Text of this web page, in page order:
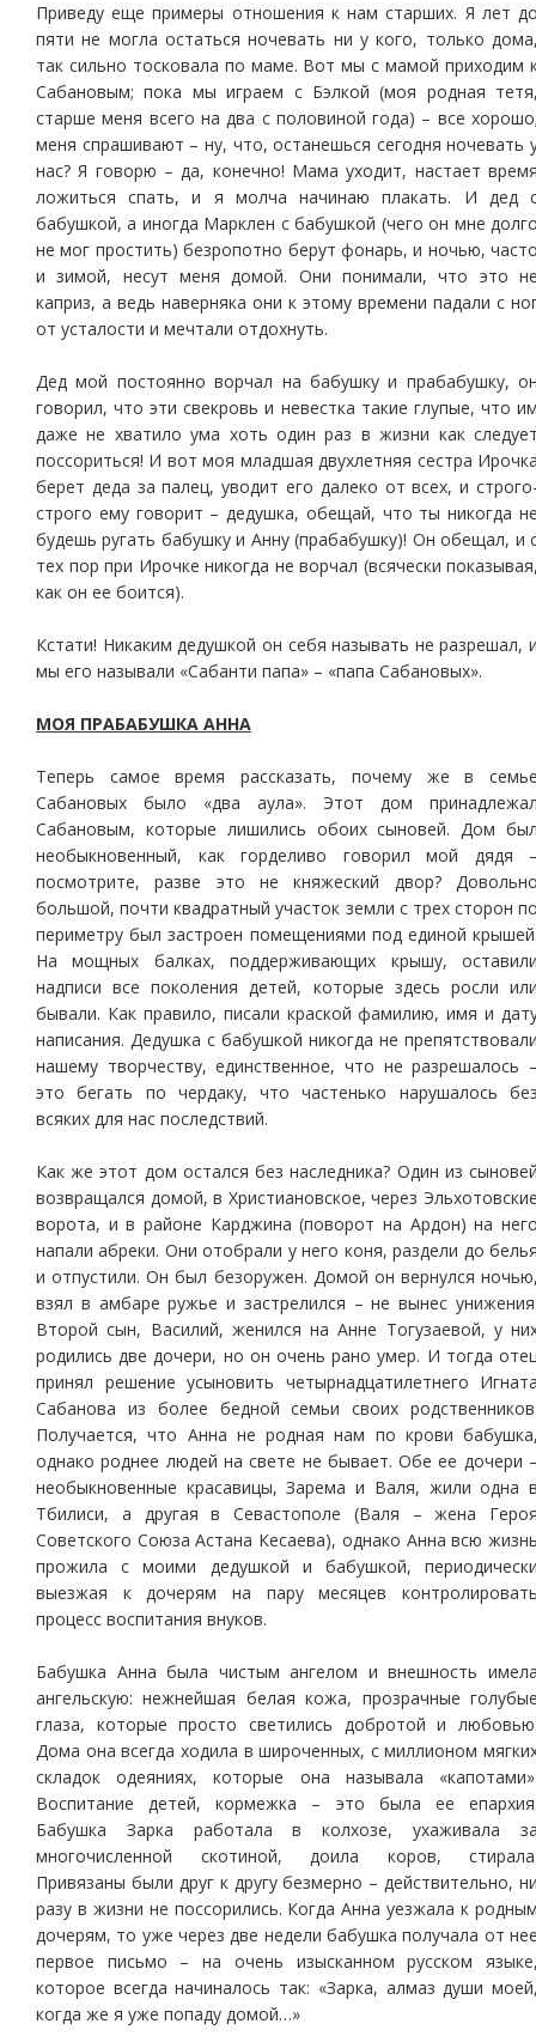
Приведу еще примеры отношения к нам старших. Я лет
пяти не могла остаться ночевать ни у кого, только
так сильно тосковала по маме. Вот мы с мамой приходим
Сабановым; пока мы играем с Бэлкой (моя родная
старше меня всего на два с половиной года) – все
меня спрашивают – ну, что, останешься сегодня ночевать
нас? Я говорю – да, конечно! Мама уходит, настает
ложиться спать, и я молча начинаю плакать. И дед
бабушкой, а иногда Марклен с бабушкой (чего он мне
не мог простить) безропотно берут фонарь, и ночью,
и зимой, несут меня домой. Они понимали, что это
каприз, а ведь наверняка они к этому времени падали с
от усталости и мечтали отдохнуть.
Дед мой постоянно ворчал на бабушку и прабабушку,
говорил, что эти свекровь и невестка такие глупые, что
даже не хватило ума хоть один раз в жизни как
поссориться! И вот моя младшая двухлетняя сестра
берет деда за палец, уводит его далеко от всех, и
строго ему говорит – дедушка, обещай, что ты никогда
будешь ругать бабушку и Анну (прабабушку)! Он обещал, и
тех пор при Ирочке никогда не ворчал (всячески
как он ее боится).
Кстати! Никаким дедушкой он себя называть не разрешал,
мы его называли «Сабанти папа» – «папа Сабановых».
МОЯ ПРАБАБУШКА АННА
Теперь самое время рассказать, почему же в
Сабановых было «два аула». Этот дом
Сабановым, которые лишились обоих сыновей. Дом
необыкновенный, как горделиво говорил мой дядя
посмотрите, разве это не княжеский двор?
большой, почти квадратный участок земли с трех сторон
периметру был застроен помещениями под единой
На мощных балках, поддерживающих крышу,
надписи все поколения детей, которые здесь росли
бывали. Как правило, писали краской фамилию, имя и
написания. Дедушка с бабушкой никогда не
нашему творчеству, единственное, что не разрешалось
это бегать по чердаку, что частенько нарушалось
всяких для нас последствий.
Как же этот дом остался без наследника? Один из
возвращался домой, в Христиановское, через
ворота, и в районе Карджина (поворот на Ардон) на
напали абреки. Они отобрали у него коня, раздели до
и отпустили. Он был безоружен. Домой он вернулся
взял в амбаре ружье и застрелился – не вынес
Второй сын, Василий, женился на Анне Тогузаевой, у
родились две дочери, но он очень рано умер. И тогда
принял решение усыновить четырнадцатилетнего
Сабанова из более бедной семьи своих
Получается, что Анна не родная нам по крови
однако роднее людей на свете не бывает. Обе ее дочери
необыкновенные красавицы, Зарема и Валя, жили одна
Тбилиси, а другая в Севастополе (Валя – жена
Советского Союза Астана Кесаева), однако Анна всю
прожила с моими дедушкой и бабушкой,
выезжая к дочерям на пару месяцев
процесс воспитания внуков.
Бабушка Анна была чистым ангелом и внешность
ангельскую: нежнейшая белая кожа, прозрачные
глаза, которые просто светились добротой и
Дома она всегда ходила в широченных, с миллионом
складок одеяниях, которые она называла
Воспитание детей, кормежка – это была ее
Бабушка Зарка работала в колхозе, ухаживала
многочисленной скотиной, доила коров,
Привязаны были друг к другу безмерно – действительно,
разу в жизни не поссорились. Когда Анна уезжала к
дочерям, то уже через две недели бабушка получала от
первое письмо – на очень изысканном русском
которое всегда начиналось так: «Зарка, алмаз души
когда же я уже попаду домой…»